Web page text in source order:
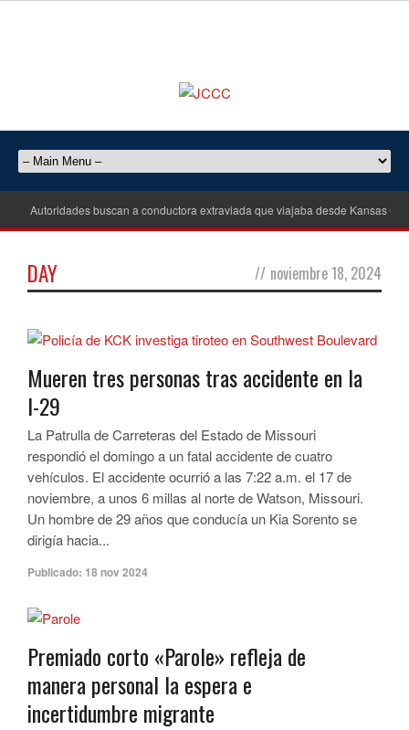
Autoridades buscan a conductora extraviada que viajaba desde Kansas City
DAY // noviembre 18, 2024
Mueren tres personas tras accidente en la
I-29
La Patrulla de Carreteras del Estado de Missouri
respondió el domingo a un fatal accidente de cuatro
vehículos. El accidente ocurrió a las 7:22 a.m. el 17 de
noviembre, a unos 6 millas al norte de Watson, Missouri.
Un hombre de 29 años que conducía un Kia Sorento se
dirigía hacia...
Publicado: 18 nov 2024
Premiado corto «Parole» refleja de
manera personal la espera e
incertidumbre migrante